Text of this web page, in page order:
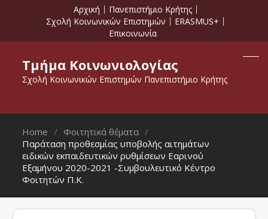
Αρχική
Πανεπιστήμιο Κρήτης
Σχολή Κοινωνικών Επιστημών
ERASMUS+
Επικοινωνία
Τμήμα Κοινωνιολογίας
Σχολή Κοινωνικών Επιστημών Πανεπιστήμιο Κρήτης
Home
Φοιτητικά θέματα
Παράταση προθεσμίας υποβολής αιτημάτων
ειδικών εκπαιδευτικών ρυθμίσεων Εαρινού
Εξαμήνου 2020-2021 -Συμβουλευτικό Κέντρο
Φοιτητών Π.Κ.